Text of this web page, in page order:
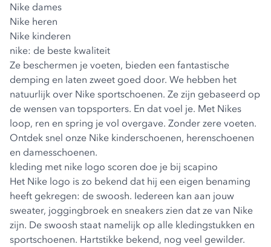
Nike dames
Nike heren
Nike kinderen
nike: de beste kwaliteit
Ze beschermen je voeten, bieden een fantastische
demping en laten zweet goed door. We hebben het
natuurlijk over Nike sportschoenen. Ze zijn gebaseerd op
de wensen van topsporters. En dat voel je. Met Nikes
loop, ren en spring je vol overgave. Zonder zere voeten.
Ontdek snel onze Nike kinderschoenen, herenschoenen
en damesschoenen.
kleding met nike logo scoren doe je bij scapino
Het Nike logo is zo bekend dat hij een eigen benaming
heeft gekregen: de swoosh. Iedereen kan aan jouw
sweater, joggingbroek en sneakers zien dat ze van Nike
zijn. De swoosh staat namelijk op alle kledingstukken en
sportschoenen. Hartstikke bekend, nog veel gewilder.